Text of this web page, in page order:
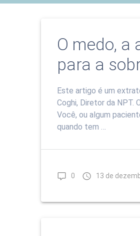
O medo, a
para a
Este artigo é um
Coghi, Diretor da
Você, ou algum
quando tem …
0 13 de